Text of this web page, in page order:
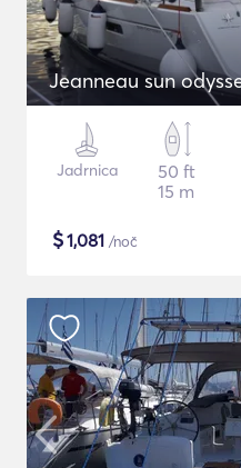
Jeanneau sun
Jadrnica
50 ft
15 m
$1,081 /noč